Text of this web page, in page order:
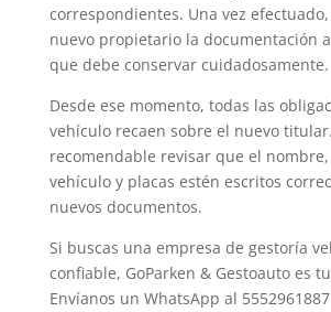
correspondientes. Una vez
nuevo propietario la documentación
que debe conservar cuidadosamente.
Desde ese momento, todas las
vehículo recaen sobre el nuevo
recomendable revisar que el
vehículo y placas estén escritos
nuevos documentos.
Si buscas una empresa de gestoría
confiable, GoParken & Gestoauto es
Envíanos un WhatsApp al